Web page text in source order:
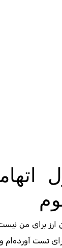
ارز برای من
برای تست